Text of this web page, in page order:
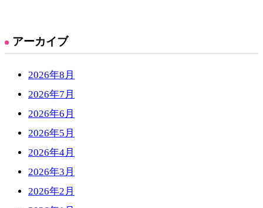
アーカイブ
2026年8月
2026年7月
2026年6月
2026年5月
2026年4月
2026年3月
2026年2月